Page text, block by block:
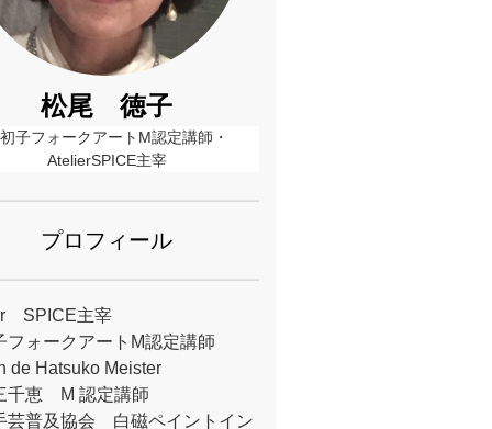
松尾 徳子
子フォークアートM認定講師・
AtelierSPICE主宰
プロフィール
SPICE主宰
フォークアートM認定講師
de Hatsuko Meister
千恵 M 認定講師
芸普及協会 白磁ペイントイン